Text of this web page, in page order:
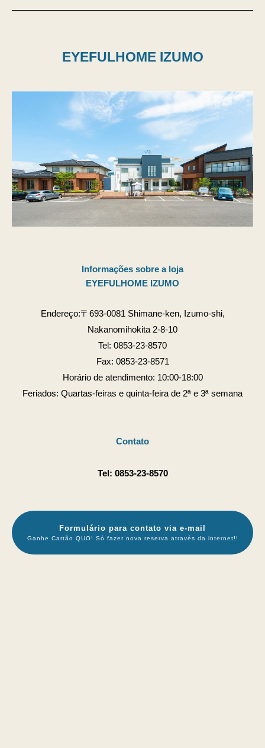
EYEFULHOME IZUMO
Informações sobre a loja
EYEFULHOME IZUMO
Endereço:〒693-0081 Shimane-ken, Izumo-shi,
Nakanomihokita 2-8-10
Tel: 0853-23-8570
Fax: 0853-23-8571
Horário de atendimento: 10:00-18:00
Feriados: Quartas-feiras e quinta-feira de 2ª e 3ª semana
Contato
Tel: 0853-23-8570
Formulário para contato via e-mail
Ganhe Cartão QUO! Só fazer nova reserva através da internet!!